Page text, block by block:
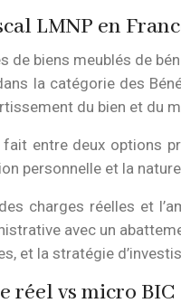
LMNP en
de biens meublés de
la catégorie des
du bien et du
entre deux options
personnelle et la
charges réelles et
avec un
et la stratégie
réel vs micro BIC